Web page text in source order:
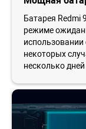
Батарея Redmi
режиме
использовании
некоторых
несколько